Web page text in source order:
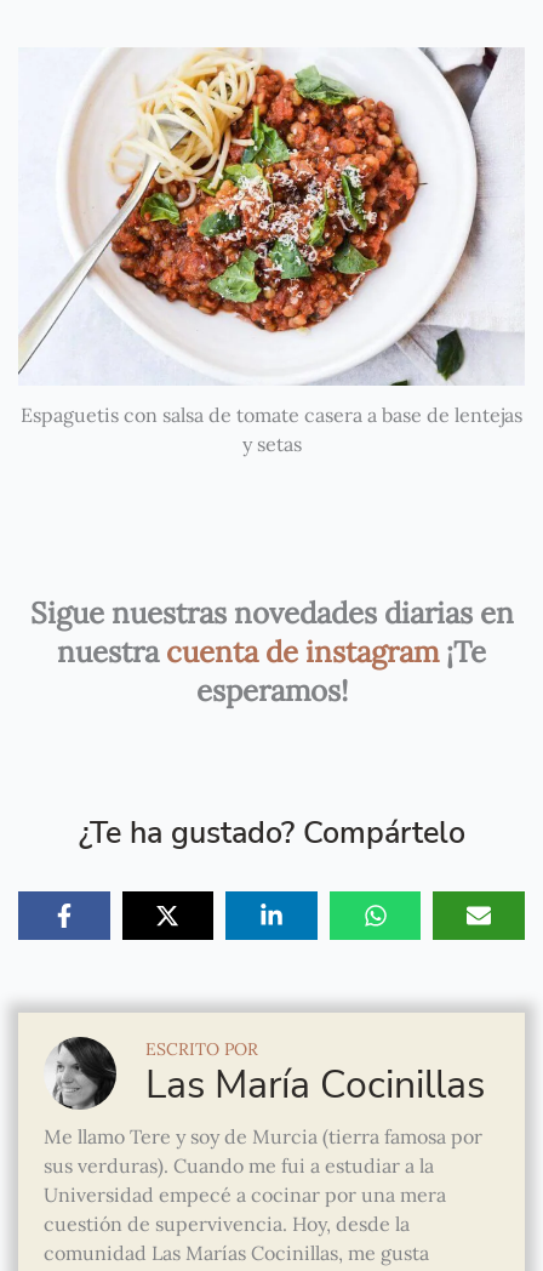
Espaguetis con salsa de tomate casera a base de lentejas
y setas
Sigue nuestras novedades diarias en
nuestracuenta de instagram¡Te
esperamos!
¿Te ha gustado? Compártelo
ESCRITO POR
Las María Cocinillas
Me llamo Tere y soy de Murcia (tierra famosa por
sus verduras). Cuando me fui a estudiar a la
Universidad empecé a cocinar por una mera
cuestión de supervivencia. Hoy, desde la
comunidad Las Marías Cocinillas, me gusta